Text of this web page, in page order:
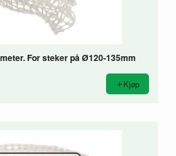
For steker på Ø120-135mm
Kjøp